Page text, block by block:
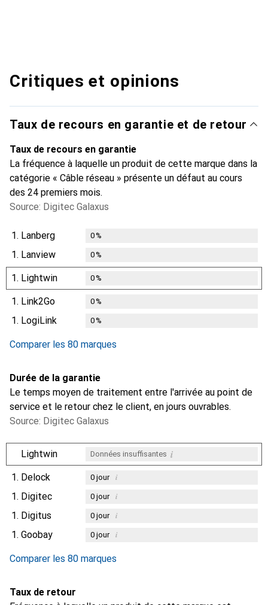
Critiques et opinions
Taux de recours en garantie et de retour
Taux de recours en garantie
La fréquence à laquelle un produit de cette marque dans la
catégorie « Câble réseau » présente un défaut au cours
des 24 premiers mois.
Source: Digitec Galaxus
1. Lanberg 0%
1. Lanview 0%
1. Lightwin 0%
1. Link2Go 0%
1. LogiLink 0%
Comparer les 80 marques
Durée de la garantie
Le temps moyen de traitement entre l'arrivée au point de
service et le retour chez le client, en jours ouvrables.
Source: Digitec Galaxus
Lightwin Données insuffisantes i
1. Delock 0jour i
1. Digitec 0jour i
1. Digitus 0jour i
1. Goobay 0jour i
Comparer les 80 marques
Taux de retour